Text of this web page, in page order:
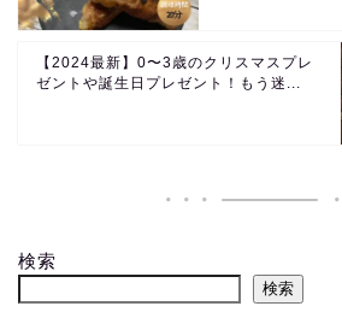
【2024最新】0〜3歳のクリスマスプレ
ゼントや誕生日プレゼント！もう迷...
検索
検索